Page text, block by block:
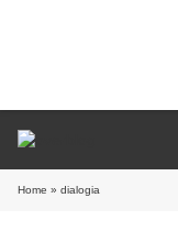
Home » dialogia